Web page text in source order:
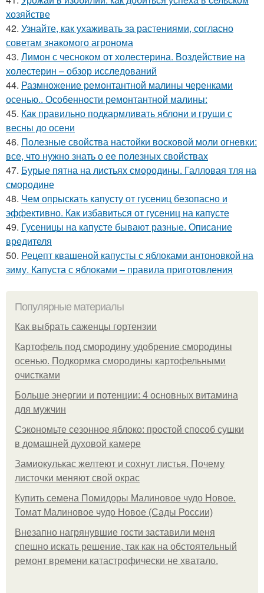
хозяйстве
42. Узнайте, как ухаживать за растениями, согласно
советам знакомого агронома
43. Лимон с чесноком от холестерина. Воздействие на
холестерин – обзор исследований
44. Размножение ремонтантной малины черенками
осенью.. Особенности ремонтантной малины:
45. Как правильно подкармливать яблони и груши с
весны до осени
46. Полезные свойства настойки восковой моли огневки:
все, что нужно знать о ее полезных свойствах
47. Бурые пятна на листьях смородины. Галловая тля на
смородине
48. Чем опрыскать капусту от гусениц безопасно и
эффективно. Как избавиться от гусениц на капусте
49. Гусеницы на капусте бывают разные. Описание
вредителя
50. Рецепт квашеной капусты с яблоками антоновкой на
зиму. Капуста с яблоками – правила приготовления
Популярные материалы
Как выбрать саженцы гортензии
Картофель под смородину удобрение смородины
осенью. Подкормка смородины картофельными
очистками
Больше энергии и потенции: 4 основных витамина
для мужчин
Сэкономьте сезонное яблоко: простой способ сушки
в домашней духовой камере
Замиокулькас желтеют и сохнут листья. Почему
листочки меняют свой окрас
Купить семена Помидоры Малиновое чудо Новое.
Томат Малиновое чудо Новое (Сады России)
Внезапно нагрянувшие гости заставили меня
спешно искать решение, так как на обстоятельный
ремонт времени катастрофически не хватало.